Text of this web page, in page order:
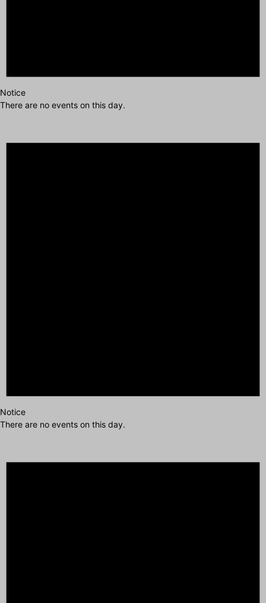
Notice
There are no events on this day.
Notice
There are no events on this day.